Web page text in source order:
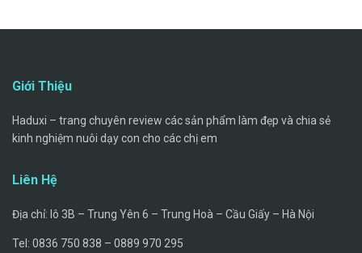
Giới Thiệu
Haduxi – trang chuyên review các sản phẩm làm đẹp và chia sẻ
kinh nghiệm nuôi dạy con cho các chị em
Liên Hệ
Địa chỉ: lô 3B – Trung Yên 6 – Trung Hoà – Cầu Giấy – Hà Nội
Tel: 0836 750 838 – 0889 970 295